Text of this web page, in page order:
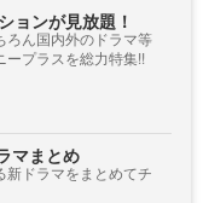
ョンが見放題！
ろん国内外のドラマ等
ープラスを総力特集!!
マまとめ
新ドラマをまとめてチ